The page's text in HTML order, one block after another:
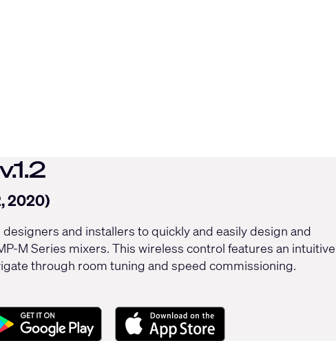
2020)
and installers to quickly and easily design and
M Series mixers. This wireless control features an intuitive
through room tuning and speed commissioning.